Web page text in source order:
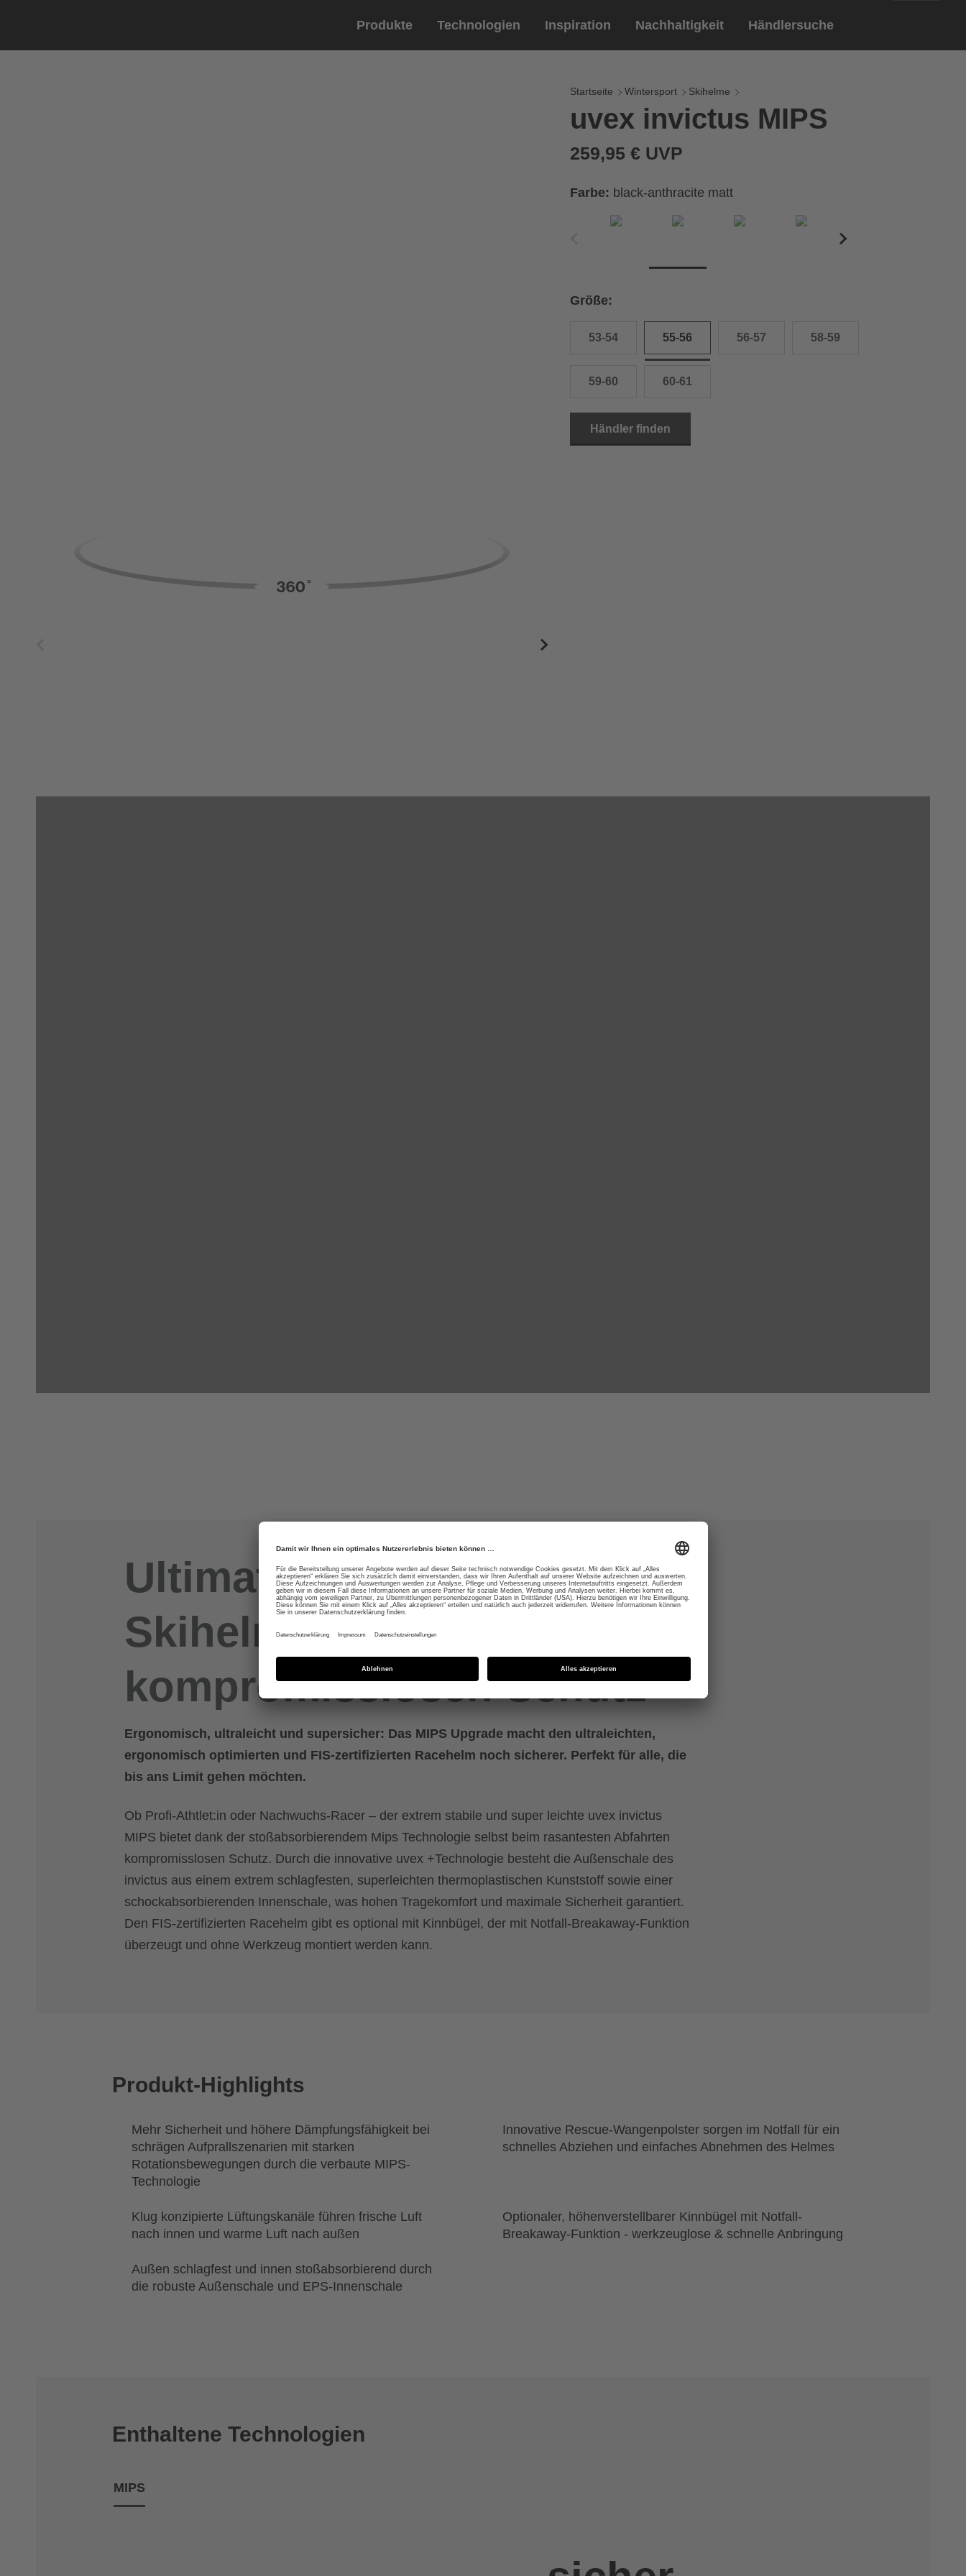
Produkte
Eyewear
Sportbrillen
Lifestyle Brillen
Technologien
Reithandschuhe
Inspiration Nachhaltigkeit Händlersuche
Deutsch
Startseite Wintersport Skihelme
uvex invictus MIPS
259,95 € UVP
Farbe: black-anthracite matt
Größe:
53-54 55-56 56-57 58-59
59-60 60-61
Händler finden
Ultimativer High-Tech-
Skihelm für
kompromisslosen Schutz
Ergonomisch, ultraleicht und supersicher: Das MIPS Upgrade macht den ultraleichten,
ergonomisch optimierten und FIS-zertifizierten Racehelm noch sicherer. Perfekt für alle, die
bis ans Limit gehen möchten.
Ob Profi-Athtlet:in oder Nachwuchs-Racer – der extrem stabile und super leichte uvex invictus
MIPS bietet dank der stoßabsorbierendem Mips Technologie selbst beim rasantesten Abfahrten
kompromisslosen Schutz. Durch die innovative uvex +Technologie besteht die Außenschale des
invictus aus einem extrem schlagfesten, superleichten thermoplastischen Kunststoff sowie einer
schockabsorbierenden Innenschale, was hohen Tragekomfort und maximale Sicherheit garantiert.
Den FIS-zertifizierten Racehelm gibt es optional mit Kinnbügel, der mit Notfall-Breakaway-Funktion
überzeugt und ohne Werkzeug montiert werden kann.
Produkt-Highlights
Mehr Sicherheit und höhere Dämpfungsfähigkeit bei
schrägen Aufprallszenarien mit starken
Rotationsbewegungen durch die verbaute MIPS-
Technologie
Innovative Rescue-Wangenpolster sorgen im Notfall für ein
schnelles Abziehen und einfaches Abnehmen des Helmes
Klug konzipierte Lüftungskanäle führen frische Luft
nach innen und warme Luft nach außen
Optionaler, höhenverstellbarer Kinnbügel mit Notfall-
Breakaway-Funktion - werkzeuglose & schnelle Anbringung
Außen schlagfest und innen stoßabsorbierend durch
die robuste Außenschale und EPS-Innenschale
Enthaltene Technologien
MIPS